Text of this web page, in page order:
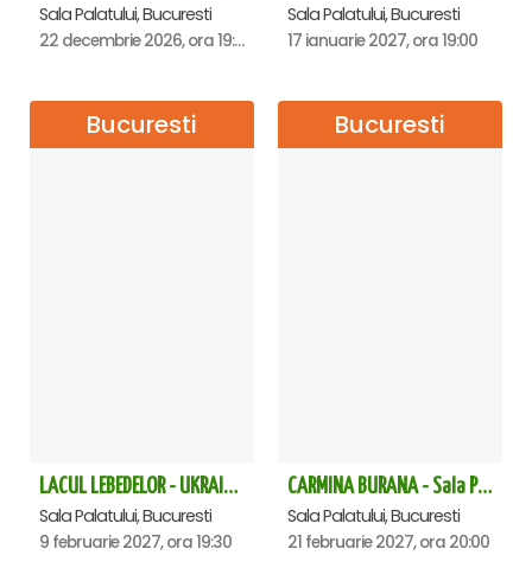
Sala Palatului, Bucuresti
22 decembrie 2026, ora 19:00
Sala Palatului, Bucuresti
17 ianuarie 2027, ora 19:00
Bucuresti
LACUL LEBEDELOR - UKRAINIAN CLASSICAL BALLET - Bucuresti
Sala Palatului, Bucuresti
9 februarie 2027, ora 19:30
Bucuresti
CARMINA BURANA - Sala Palatului
Sala Palatului, Bucuresti
21 februarie 2027, ora 20:00